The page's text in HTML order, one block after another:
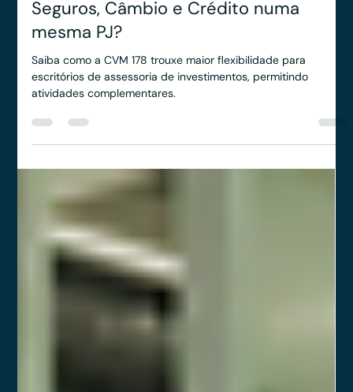
17 de fev. de 2025
2 min de leitura
Uma assessoria de investimentos pode
oferecer produtos financeiros como
Seguros, Câmbio e Crédito numa
mesma PJ?
Saiba como a CVM 178 trouxe maior flexibilidade para
atividades complementares.